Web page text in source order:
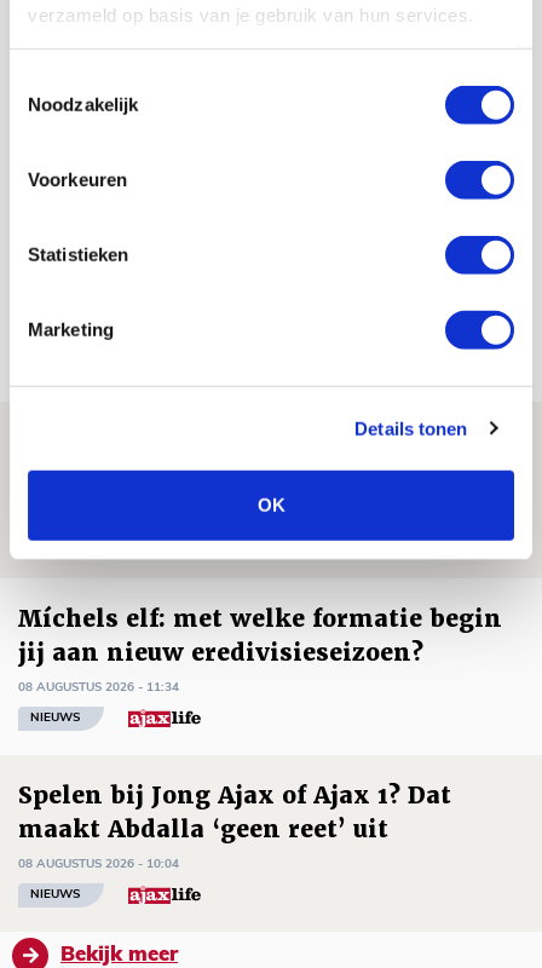
verzameld op basis van je gebruik van hun services.
Noodzakelijk
Voorkeuren
Statistieken
Marketing
Details tonen
OK
NET BINNEN //
Drie dingen die je moet weten over PEC
Zwolle - Ajax
NIEUWS
Míchels elf: met welke formatie begin
jij aan nieuw eredivisieseizoen?
08 AUGUSTUS 2026 - 11:34
NIEUWS
Spelen bij Jong Ajax of Ajax 1? Dat
maakt Abdalla ‘geen reet’ uit
08 AUGUSTUS 2026 - 10:04
NIEUWS
Bekijk meer